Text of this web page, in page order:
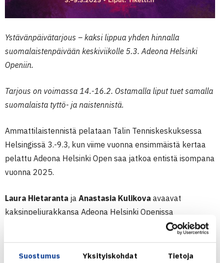
Suostumus Yksityiskohdat Tietoja
Ystävänpäivätarjous – kaksi lippua yhden hinnalla
suomalaistenpäivään keskiviikolle 5.3. Adeona Helsinki
Openiin.
Tarjous on voimassa 14.-16.2. Ostamalla liput tuet samalla
suomalaista tyttö- ja naistennistä.
Ammattilaistennistä pelataan Talin Tenniskeskuksessa
Helsingissä 3.-9.3, kun viime vuonna ensimmäistä kertaa
pelattu Adeona Helsinki Open saa jatkoa entistä isompana
vuonna 2025.
Laura Hietaranta ja Anastasia Kulikova avaavat
kaksinpeliurakkansa Adeona Helsinki Openissa
keskiviikkoiltana 5.3. klo 17.30 alkaen. Nyt on mahdollista
avauspäivään.